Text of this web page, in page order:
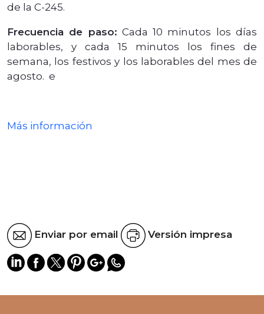
de la C-245.
Frecuencia de paso: Cada 10 minutos los días
laborables, y cada 15 minutos los fines de
semana, los festivos y los laborables del mes de
agosto. e
Más información
Enviar por email Versión impresa